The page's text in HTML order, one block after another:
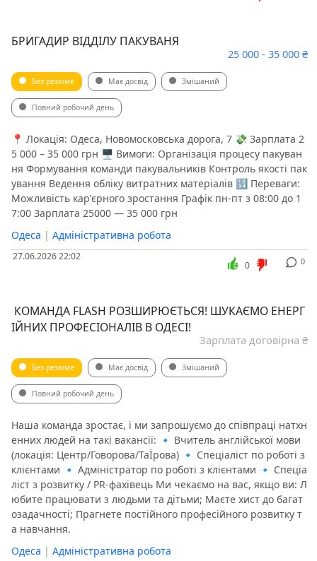
БРИГАДИР ВІДДІЛУ ПАКУВАНЯ
25 000 - 35 000 ₴
Без резюме Має досвід Змішаний
Повний робочий день
📍 Локація: Одеса, Новомосковська дорога, 7 💸 Зарплата 2
5 000 – 35 000 грн 🖥 Вимоги: Організація процесу пакуван
ня Формування команди пакувальників Контроль якості пак
ування Ведення обліку витратних матеріалів 🔢 Переваги:
Можливість карʼєрного зростання Графік пн-пт з 08:00 до 1
7:00 Зарплата 25000 — 35 000 грн
Одеса | Адміністративна робота
27.06.2026 22:02 0
0
️ КОМАНДА FLASH РОЗШИРЮЄТЬСЯ! ШУКАЄМО ЕНЕРГ
ІЙНИХ ПРОФЕСІОНАЛІВ В ОДЕСІ!
Зарплата договірна ₴
Без резюме Має досвід Змішаний
Повний робочий день
Наша команда зростає, і ми запрошуємо до співпраці натхн
енних людей на такі вакансії: 🔹 Вчитель англійської мови
(локація: Центр/Говорова/ТаЇрова) 🔹 Спеціаліст по роботі з
клієнтами 🔹 Адміністратор по роботі з клієнтами 🔹 Спеціа
ліст з розвитку / PR-фахівець Ми чекаємо на вас, якщо ви: Л
юбите працювати з людьми та дітьми; Маєте хист до багат
озадачності; Прагнете постійного професійного розвитку т
а навчання.
Одеса | Адміністративна робота